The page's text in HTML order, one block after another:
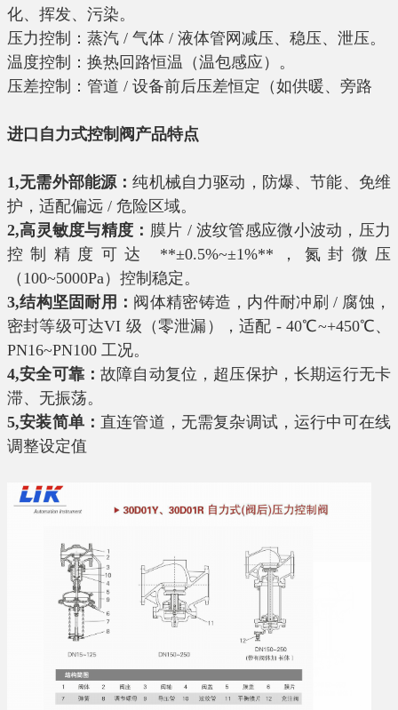
化、挥发、污染。
压力控制：蒸汽 / 气体 / 液体管网减压、稳压、泄压。
温度控制：换热回路恒温（温包感应）。
压差控制：管道 / 设备前后压差恒定（如供暖、旁路
进口自力式控制阀 产品特点
1,无需外部能源：纯机械自力驱动，防爆、节能、免维
护，适配偏远 / 危险区域。
2,高灵敏度与精度： 膜片 / 波纹管感应微小波动，压力
控制精度可达 **±0.5%~±1%**，氮封微压
（100~5000Pa）控制稳定。
3,结构坚固耐用： 阀体精密铸造，内件耐冲刷 / 腐蚀，
密封等级可达VI 级（零泄漏），适配 - 40℃~+450℃、
PN16~PN100 工况。
4,安全可靠：故障自动复位，超压保护，长期运行无卡
滞、无振荡。
5,安装简单： 直连管道，无需复杂调试，运行中可在线
调整设定值